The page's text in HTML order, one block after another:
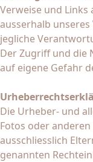
Verweise und
ausserhalb
jegliche
Der Zugriff und die
auf eigene Gefahr
Die Urheber- und
Fotos oder
ausschliesslich
genannten